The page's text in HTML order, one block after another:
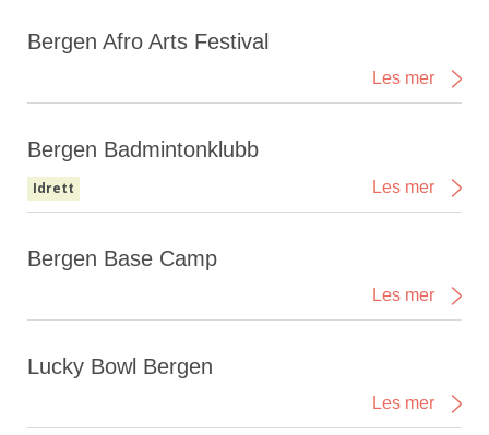
Bergen Afro Arts Festival
Les mer
Bergen Badmintonklubb
Idrett Les mer
Bergen Base Camp
Les mer
Lucky Bowl Bergen
Les mer